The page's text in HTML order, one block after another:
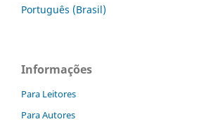
Português (Brasil)
Informações
Para Leitores
Para Autores